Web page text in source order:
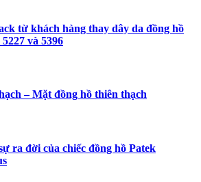
từ khách hàng thay dây da đồng hồ
và 5396
– Mặt đồng hồ thiên thạch
ra đời của chiếc đồng hồ Patek